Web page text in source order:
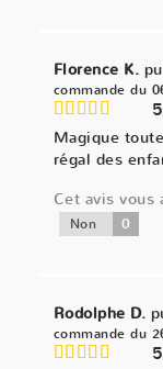
Florence K.
commande du
Magique
régal des
Cet avis vous
Non 0
Rodolphe D.
commande du